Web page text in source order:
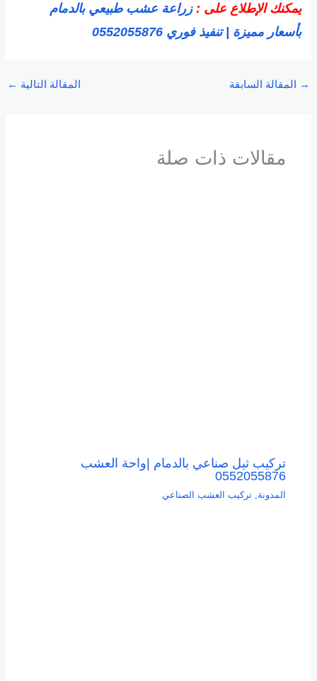
يمكنك الإطلاع على :زراعة عشب طبيعي بالدمام
بأسعار مميزة | تنفيذ فوري 0552055876
→المقالة السابقة المقالة التالية←
مقالات ذات صلة
تركيب ثيل صناعي بالدمام |واحة العشب
0552055876
المدونة,تركيب العشب الصناعي